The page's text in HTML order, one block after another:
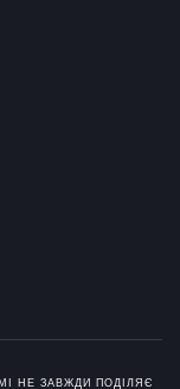
НЕ ЗАВЖДИ ПОДІЛЯЄ